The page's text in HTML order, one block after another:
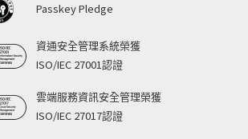
Passkey Pledge
資通安全管理系統榮獲
ISO/IEC 27001認證
雲端服務資訊安全管理榮獲
ISO/IEC 27017認證